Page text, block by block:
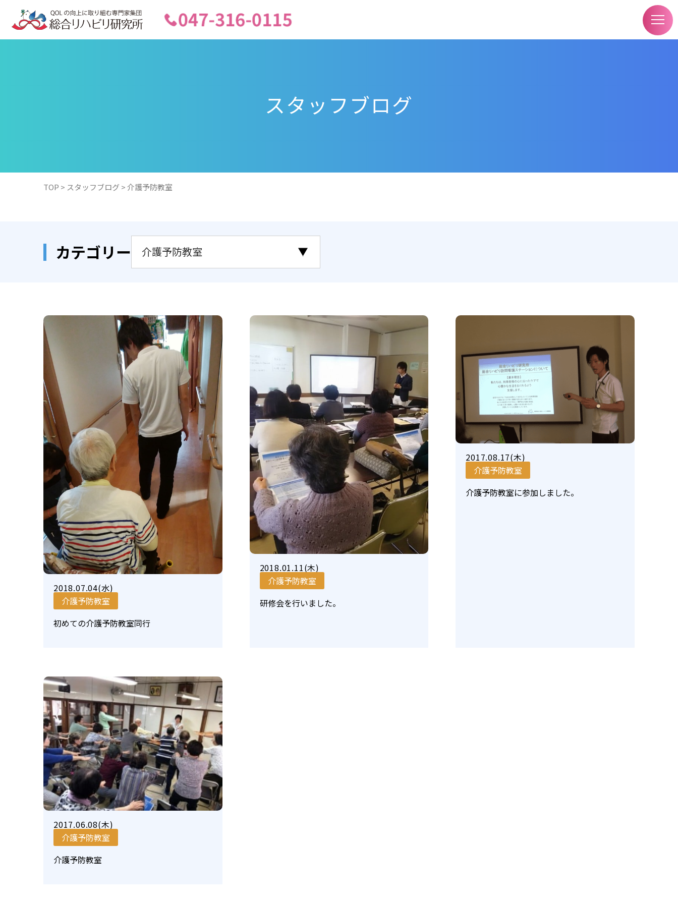
スタッフブログ
TOP > スタッフブログ >介護予防教室
カテゴリー
2018.07.04(水)
介護予防教室
初めての介護予防教室同行
2018.01.11(木)
介護予防教室
研修会を行いました。
2017.08.17(木)
介護予防教室
介護予防教室に参加しました。
2017.06.08(木)
介護予防教室
介護予防教室